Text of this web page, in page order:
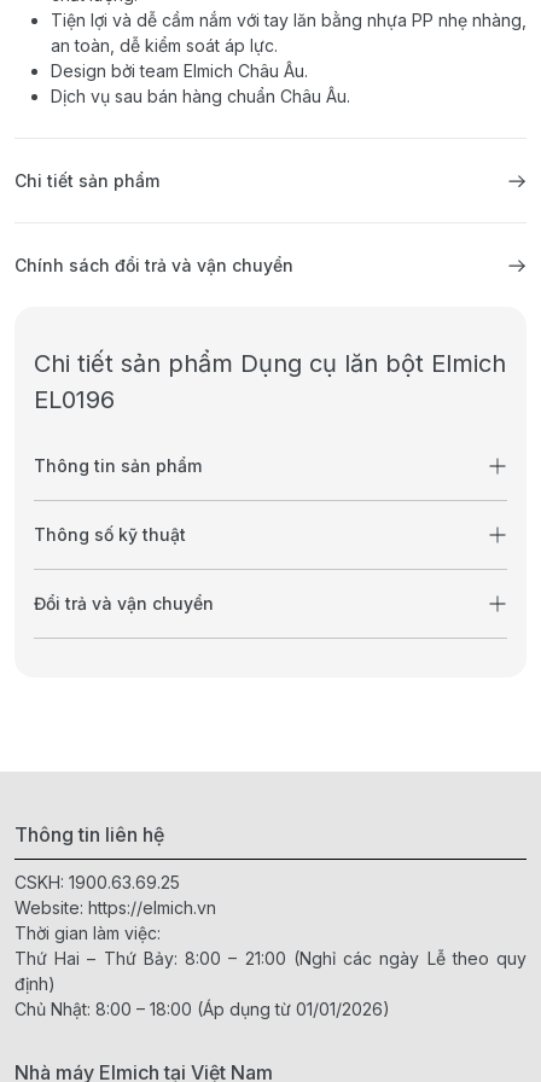
Tiện lợi và dễ cầm nắm với tay lăn bằng nhựa PP nhẹ nhàng,
an toàn, dễ kiểm soát áp lực.
Design bởi team Elmich Châu Âu.
Dịch vụ sau bán hàng chuẩn Châu Âu.
Chi tiết sản phẩm
Chính sách đổi trả và vận chuyển
Chi tiết sản phẩm Dụng cụ lăn bột Elmich
EL0196
Thông tin sản phẩm
Thông số kỹ thuật
Đổi trả và vận chuyển
Thông tin liên hệ
CSKH: 1900.63.69.25
Website: https://elmich.vn
Thời gian làm việc:
Thứ Hai – Thứ Bảy: 8:00 – 21:00 (Nghỉ các ngày Lễ theo quy
định)
Chủ Nhật: 8:00 – 18:00 (Áp dụng từ 01/01/2026)
Nhà máy Elmich tại Việt Nam